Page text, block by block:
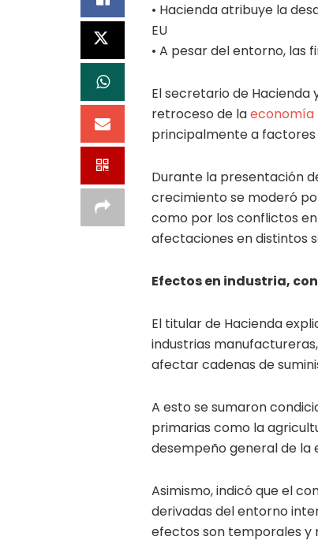
• Hacienda atribuye la
EU
• A pesar del entorno, las
El secretario de Hacienda
retroceso de laeconomía
principalmente a factores
Durante la presentación
crecimiento se moderó
como por los conflictos
afectaciones en distintos
Efectos en industria,
El titular de Hacienda
industrias
afectar cadenas de
A esto se sumaron
primarias como la
desempeño general de la
Asimismo, indicó que el
derivadas del entorno
efectos son temporales y